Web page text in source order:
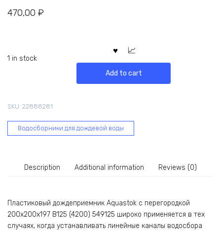
470,00 ₽
1 in stock
Add to cart
SKU: 22888281
Водосборники для дождевой воды
Description Additional information Reviews (0)
Пластиковый дождеприемник Aquastok с перегородкой
200x200x197 B125 (4200) 549125 широко применяется в тех
случаях, когда устанавливать линейные каналы водосбора